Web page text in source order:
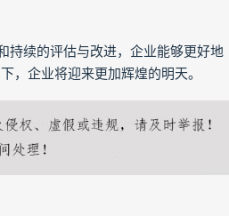
持续的评估与改进，企业能够更好地
，企业将迎来更加辉煌的明天。